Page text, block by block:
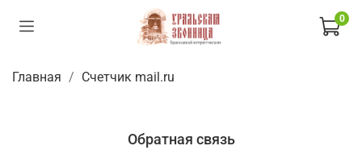
0
Главная Счетчик mail.ru
Обратная связь